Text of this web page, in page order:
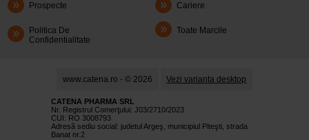
Prospecte Cariere
Politica De
Confidentialitate
Toate Marcile
www.catena.ro - © 2026 Vezi varianta desktop
CATENA PHARMA SRL
Nr. Registrul Comerţului: J03/2710/2023
CUI: RO 3008793
Adresă sediu social: judetul Argeş, municipiul Piteşti, strada
Banat nr.2